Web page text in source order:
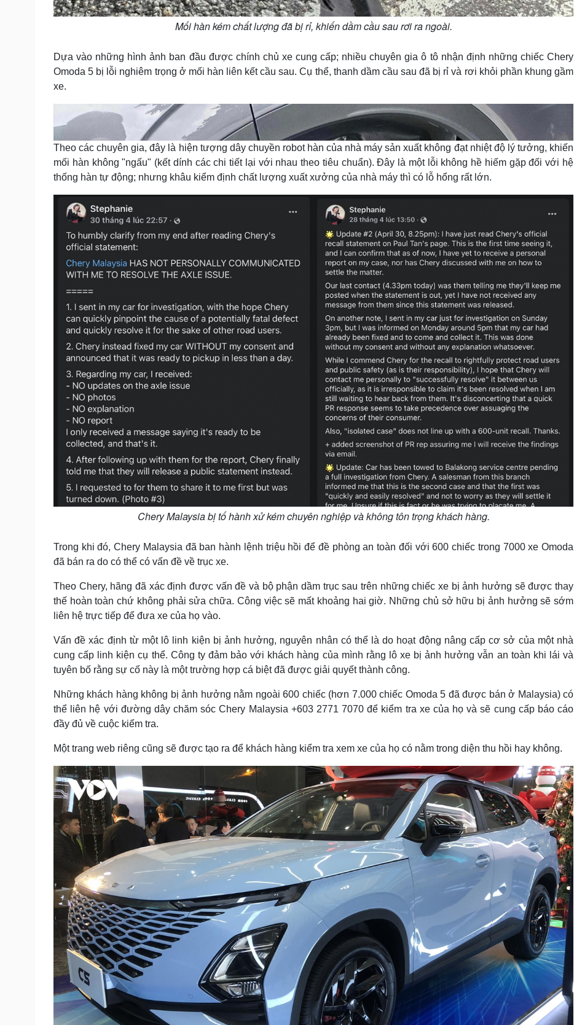
Mối hàn kém chất lượng đã bị rỉ, khiến dầm cầu sau rơi ra ngoài.
Dựa vào những hình ảnh ban đầu được chính chủ xe cung cấp; nhiều chuyên gia ô tô nhận định những chiếc Chery
Omoda 5 bị lỗi nghiêm trọng ở mối hàn liên kết cầu sau. Cụ thể, thanh dầm cầu sau đã bị rỉ và rơi khỏi phần khung gầm
xe.
Theo các chuyên gia, đây là hiện tượng dây chuyền robot hàn của nhà máy sản xuất không đạt nhiệt độ lý tưởng, khiến
mối hàn không "ngấu" (kết dính các chi tiết lại với nhau theo tiêu chuẩn). Đây là một lỗi không hề hiếm gặp đối với hệ
thống hàn tự động; nhưng khâu kiểm định chất lượng xuất xưởng của nhà máy thì có lỗ hổng rất lớn.
Chery Malaysia bị tố hành xử kém chuyên nghiệp và không tôn trọng khách hàng.
Trong khi đó, Chery Malaysia đã ban hành lệnh triệu hồi để đề phòng an toàn đối với 600 chiếc trong 7000 xe Omoda
đã bán ra do có thể có vấn đề về trục xe.
Theo Chery, hãng đã xác định được vấn đề và bộ phận dầm trục sau trên những chiếc xe bị ảnh hưởng sẽ được thay
thế hoàn toàn chứ không phải sửa chữa. Công việc sẽ mất khoảng hai giờ. Những chủ sở hữu bị ảnh hưởng sẽ sớm
liên hệ trực tiếp để đưa xe của họ vào.
Vấn đề xác định từ một lô linh kiện bị ảnh hưởng, nguyên nhân có thể là do hoạt động nâng cấp cơ sở của một nhà
cung cấp linh kiện cụ thể. Công ty đảm bảo với khách hàng của mình rằng lô xe bị ảnh hưởng vẫn an toàn khi lái và
tuyên bố rằng sự cố này là một trường hợp cá biệt đã được giải quyết thành công.
Những khách hàng không bị ảnh hưởng nằm ngoài 600 chiếc (hơn 7.000 chiếc Omoda 5 đã được bán ở Malaysia) có
thể liên hệ với đường dây chăm sóc Chery Malaysia +603 2771 7070 để kiểm tra xe của họ và sẽ cung cấp báo cáo
đầy đủ về cuộc kiểm tra.
Một trang web riêng cũng sẽ được tạo ra để khách hàng kiểm tra xem xe của họ có nằm trong diện thu hồi hay không.